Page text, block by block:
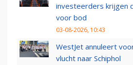
investeerders krijgen
voor bod
03-08-2026, 10:43
WestJet annuleert
vlucht naar Schiphol